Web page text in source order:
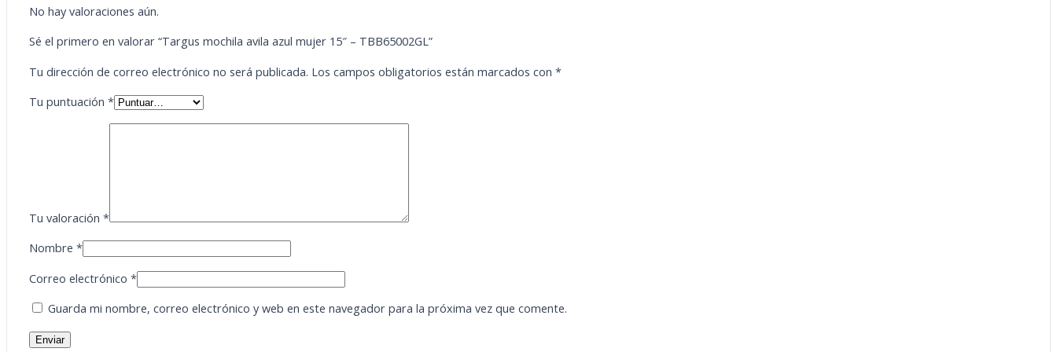
No hay valoraciones aún.
Sé el primero en valorar “Targus mochila avila azul mujer 15″ – TBB65002GL”
Tu dirección de correo electrónico no será publicada. Los campos obligatorios están marcados con *
Tu puntuación *
Tu valoración *
Nombre *
Correo electrónico *
Guarda mi nombre, correo electrónico y web en este navegador para la próxima vez que comente.